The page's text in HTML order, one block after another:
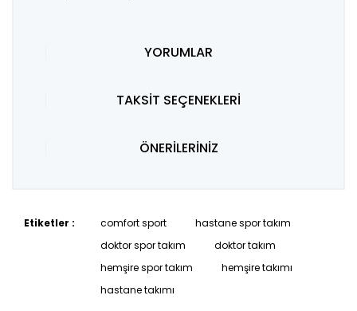
YORUMLAR
TAKSİT SEÇENEKLERİ
ÖNERİLERİNİZ
Etiketler : comfort sport
hastane spor takım
doktor spor takım
doktor takım
hemşire spor takım
hemşire takımı
hastane takımı